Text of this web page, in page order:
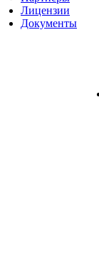
Лицензии
Документы